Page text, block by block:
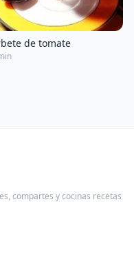
de tomate
compartes y cocinas recetas